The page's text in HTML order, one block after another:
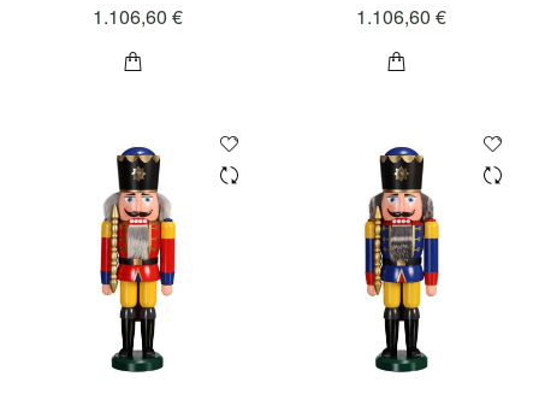
1.106,60 € 1.106,60 €